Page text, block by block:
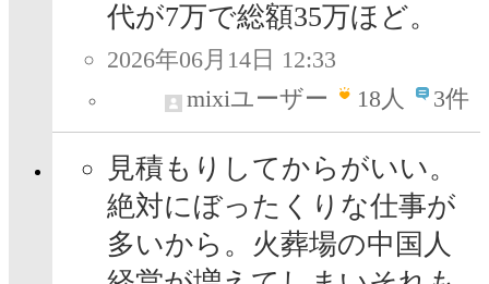
代が7万で総額35万ほど。
2026年06月14日 12:33
mixiユーザー
18人 3件
見積もりしてからがいい。
絶対にぼったくりな仕事が
多いから。火葬場の中国人